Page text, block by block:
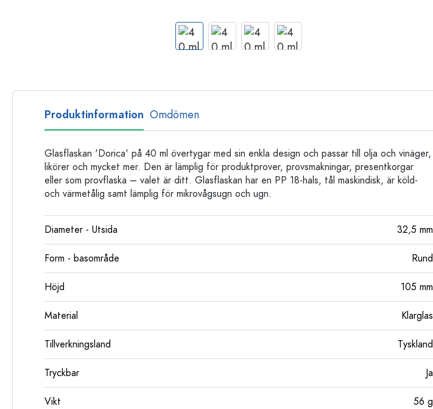
Plastflaskor
Produktinformation Omdömen
Glasflaskan 'Dorica' på 40 ml övertygar med sin enkla design och passar till olja och vinäger,
likörer och mycket mer. Den är lämplig för produktprover, provsmakningar, presentkorgar
eller som provflaska – valet är ditt. Glasflaskan har en PP 18-hals, tål maskindisk, är köld-
och värmetålig samt lämplig för mikrovågsugn och ugn.
Diameter - Utsida 32,5 mm
Form - basområde Rund
Höjd 105 mm
Material Klarglas
Tillverkningsland Tyskland
Tryckbar Ja
Vikt 56 g